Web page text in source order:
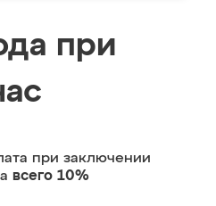
при
при заключении
всего 10%